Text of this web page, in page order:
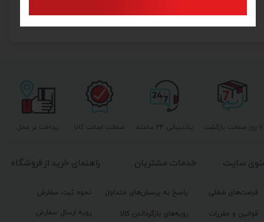
پشتیبانی ۲۴ ساعته پرداخت در محل ۷ روز ضمانت بازگشت ضمانت اصالت کالا
راهنمای خرید از فروشگاه
نحوه ثبت سفارش
رویه ارسال سفارش
خدمات مشتریان
پاسخ به پرسش‌های متداول
رویه‌های بازگرداندن کالا
سایت
فرصت‌های شغلی
قوانین و مقررات